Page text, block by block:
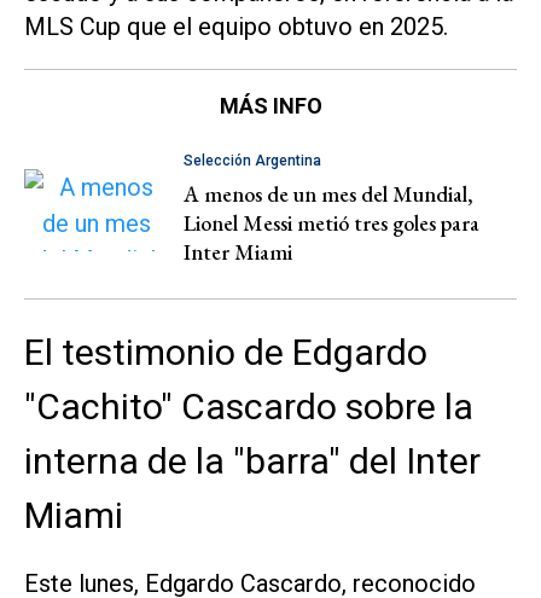
MLS Cup que el equipo obtuvo en 2025.
MÁS INFO
Selección Argentina
A menos de un mes del Mundial,
Lionel Messi metió tres goles para
Inter Miami
El testimonio de Edgardo
"Cachito" Cascardo sobre la
interna de la "barra" del Inter
Miami
Este lunes, Edgardo Cascardo, reconocido